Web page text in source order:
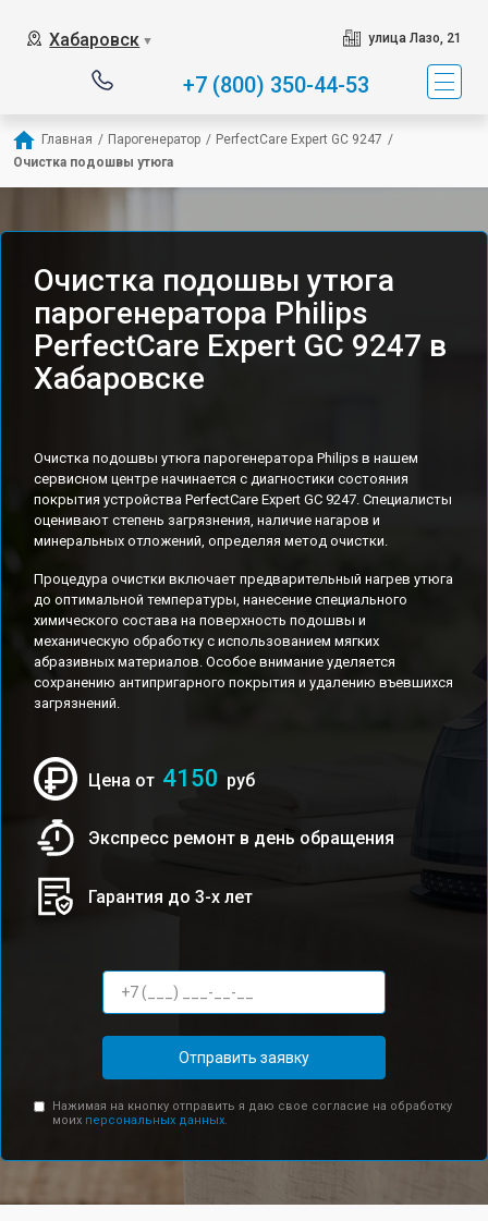
Хабаровск ▼ улица Лазо, 21
+7 (800) 350-44-53
Главная / Парогенератор / PerfectCare Expert GC 9247 /
Очистка подошвы утюга
Очистка подошвы утюга
парогенератора Philips
PerfectCare Expert GC 9247 в
Хабаровске
Очистка подошвы утюга парогенератора Philips в нашем
сервисном центре начинается с диагностики состояния
покрытия устройства PerfectCare Expert GC 9247. Специалисты
оценивают степень загрязнения, наличие нагаров и
минеральных отложений, определяя метод очистки.
Процедура очистки включает предварительный нагрев утюга
до оптимальной температуры, нанесение специального
химического состава на поверхность подошвы и
механическую обработку с использованием мягких
абразивных материалов. Особое внимание уделяется
сохранению антипригарного покрытия и удалению въевшихся
загрязнений.
Цена от 4150 руб
Экспресс ремонт в день обращения
Гарантия до 3-х лет
Отправить заявку
Нажимая на кнопку отправить я даю свое согласие на обработку
моих персональных данных.